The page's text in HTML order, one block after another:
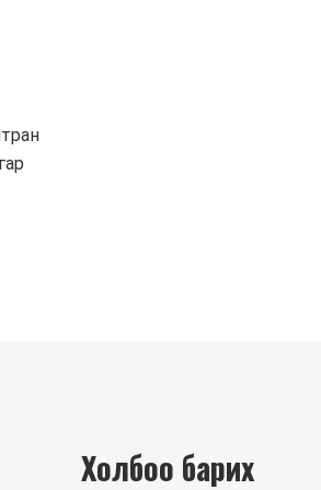
Холбоо барих